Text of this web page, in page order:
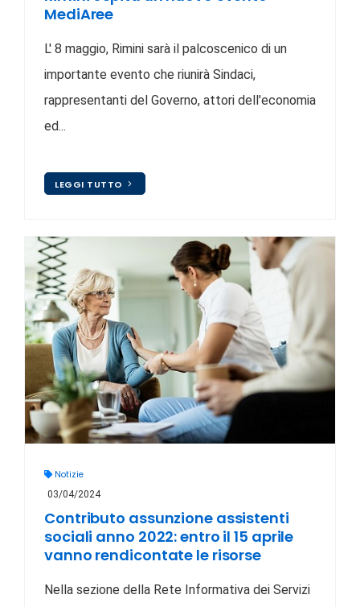
MediAree
L' 8 maggio, Rimini sarà il palcoscenico di un
importante evento che riunirà Sindaci,
rappresentanti del Governo, attori dell'economia
ed...
LEGGI TUTTO
Notizie
03/04/2024
Contributo assunzione assistenti
sociali anno 2022: entro il 15 aprile
vanno rendicontate le risorse
Nella sezione della Rete Informativa dei Servizi